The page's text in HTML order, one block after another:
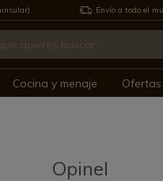
Envío a todo el
Cocina y menaje Ofertas
Opinel